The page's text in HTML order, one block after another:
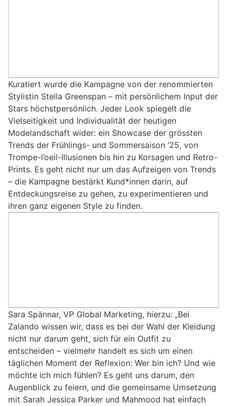
Kuratiert wurde die Kampagne von der renommierten
Stylistin Stella Greenspan – mit persönlichem Input der
Stars höchstpersönlich. Jeder Look spiegelt die
Vielseitigkeit und Individualität der heutigen
Modelandschaft wider: ein Showcase der grössten
Trends der Frühlings- und Sommersaison ‘25, von
Trompe-l’oeil-Illusionen bis hin zu Korsagen und Retro-
Prints. Es geht nicht nur um das Aufzeigen von Trends
– die Kampagne bestärkt Kund*innen darin, auf
Entdeckungsreise zu gehen, zu experimentieren und
ihren ganz eigenen Style zu finden.
Sara Spännar, VP Global Marketing, hierzu: „Bei
Zalando wissen wir, dass es bei der Wahl der Kleidung
nicht nur darum geht, sich für ein Outfit zu
entscheiden – vielmehr handelt es sich um einen
täglichen Moment der Reflexion: Wer bin ich? Und wie
möchte ich mich fühlen? Es geht uns darum, den
Augenblick zu feiern, und die gemeinsame Umsetzung
mit Sarah Jessica Parker und Mahmood hat einfach